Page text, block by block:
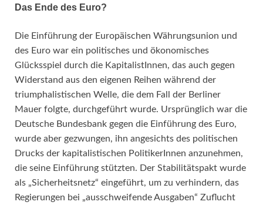
Das Ende des Euro?
Die Einführung der Europäischen Währungsunion und
des Euro war ein politisches und ökonomisches
Glücksspiel durch die KapitalistInnen, das auch gegen
Widerstand aus den eigenen Reihen während der
triumphalistischen Welle, die dem Fall der Berliner
Mauer folgte, durchgeführt wurde. Ursprünglich war die
Deutsche Bundesbank gegen die Einführung des Euro,
wurde aber gezwungen, ihn angesichts des politischen
Drucks der kapitalistischen PolitikerInnen anzunehmen,
die seine Einführung stützten. Der Stabilitätspakt wurde
als „Sicherheitsnetz“ eingeführt, um zu verhindern, das
Regierungen bei „ausschweifende Ausgaben“ Zuflucht